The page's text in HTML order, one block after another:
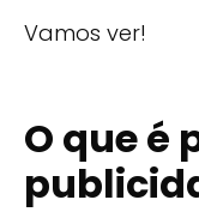
Vamos ver!
O que é